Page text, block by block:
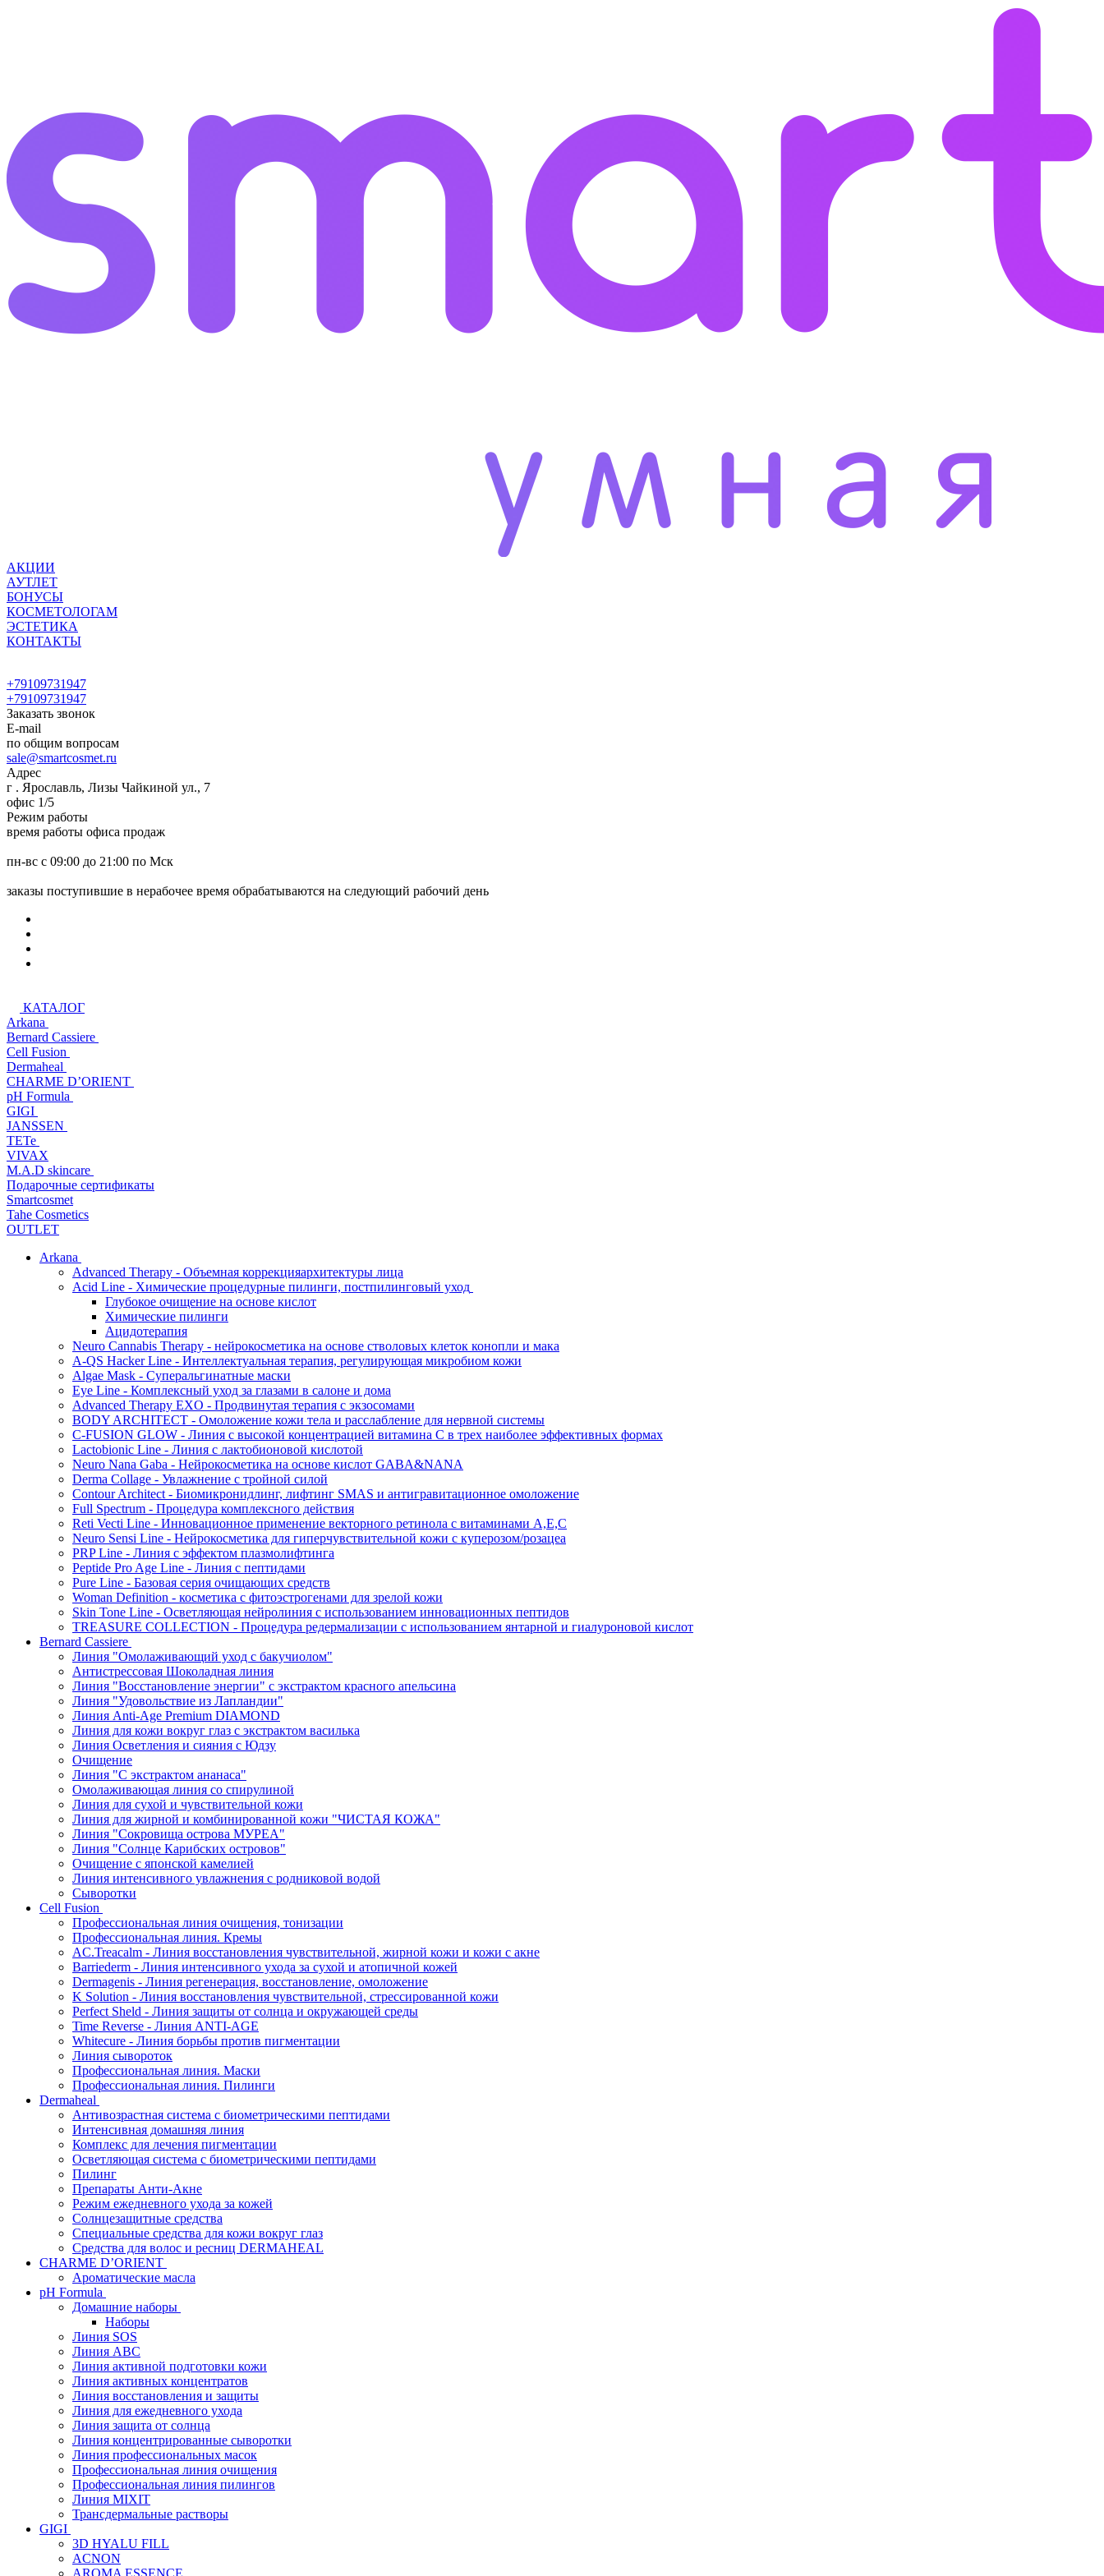
АКЦИИ
АУТЛЕТ
БОНУСЫ
КОСМЕТОЛОГАМ
ЭСТЕТИКА
КОНТАКТЫ
+79109731947
+79109731947
Заказать звонок
E-mail
по общим вопросам
sale@smartcosmet.ru
Адрес
г . Ярославль, Лизы Чайкиной ул., 7
офис 1/5
Режим работы
время работы офиса продаж
пн-вс с 09:00 до 21:00 по Мск
заказы поступившие в нерабочее время обрабатываются на следующий рабочий день
КАТАЛОГ
Arkana
Bernard Cassiere
Cell Fusion
Dermaheal
CHARME D’ORIENT
pH Formula
GIGI
JANSSEN
TETe
VIVAX
M.A.D skincare
Подарочные сертификаты
Smartcosmet
Tahe Cosmetics
OUTLET
Arkana
Advanced Therapy - Объемная коррекцияархитектуры лица
Acid Line - Химические процедурные пилинги, постпилинговый уход
Глубокое очищение на основе кислот
Химические пилинги
Ацидотерапия
Neuro Cannabis Therapy - нейрокосметика на основе стволовых клеток конопли и мака
A-QS Hacker Line - Интеллектуальная терапия, регулирующая микробиом кожи
Algae Mask - Суперальгинатные маски
Eye Line - Комплексный уход за глазами в салоне и дома
Advanced Therapy EXO - Продвинутая терапия с экзосомами
BODY ARCHITECT - Омоложение кожи тела и расслабление для нервной системы
C-FUSION GLOW - Линия с высокой концентрацией витамина C в трех наиболее эффективных формах
Lactobionic Line - Линия с лактобионовой кислотой
Neuro Nana Gaba - Нейрокосметика на основе кислот GABA&NANA
Derma Collage - Увлажнение с тройной силой
Contour Architect - Биомикронидлинг, лифтинг SMAS и антигравитационное омоложение
Full Spectrum - Процедура комплексного действия
Reti Vecti Line - Инновационное применение векторного ретинола с витаминами A,Е,С
Neuro Sensi Line - Нейрокосметика для гиперчувствительной кожи с куперозом/розацеа
PRP Line - Линия с эффектом плазмолифтинга
Peptide Pro Age Line - Линия с пептидами
Pure Line - Базовая серия очищающих средств
Woman Definition - косметика с фитоэстрогенами для зрелой кожи
Skin Tone Line - Осветляющая нейролиния с использованием инновационных пептидов
TREASURE COLLECTION - Процедура редермализации с использованием янтарной и гиалуроновой кислот
Bernard Cassiere
Линия "Омолаживающий уход с бакучиолом"
Антистрессовая Шоколадная линия
Линия "Восстановление энергии" с экстрактом красного апельсина
Линия "Удовольствие из Лапландии"
Линия Anti-Age Premium DIAMOND
Линия для кожи вокруг глаз с экстрактом василька
Линия Осветления и сияния с Юдзу
Очищение
Линия "С экстрактом ананаса"
Омолаживающая линия со спирулиной
Линия для сухой и чувствительной кожи
Линия для жирной и комбинированной кожи "ЧИСТАЯ КОЖА"
Линия "Сокровища острова МУРЕА"
Линия "Солнце Карибских островов"
Очищение с японской камелией
Линия интенсивного увлажнения с родниковой водой
Сыворотки
Cell Fusion
Профессиональная линия очищения, тонизации
Профессиональная линия. Кремы
AC.Treacalm - Линия восстановления чувствительной, жирной кожи и кожи с акне
Barriederm - Линия интенсивного ухода за сухой и атопичной кожей
Dermagenis - Линия регенерация, восстановление, омоложение
K Solution - Линия восстановления чувствительной, стрессированной кожи
Perfect Sheld - Линия защиты от солнца и окружающей среды
Time Reverse - Линия ANTI-AGE
Whitecure - Линия борьбы против пигментации
Линия сывороток
Профессиональная линия. Маски
Профессиональная линия. Пилинги
Dermaheal
Антивозрастная система с биометрическими пептидами
Интенсивная домашняя линия
Комплекс для лечения пигментации
Осветляющая система с биометрическими пептидами
Пилинг
Препараты Анти-Акне
Режим ежедневного ухода за кожей
Солнцезащитные средства
Специальные средства для кожи вокруг глаз
Средства для волос и ресниц DERMAHEAL
CHARME D’ORIENT
Ароматические масла
pH Formula
Домашние наборы
Наборы
Линия SOS
Линия АВС
Линия активной подготовки кожи
Линия активных концентратов
Линия восстановления и защиты
Линия для ежедневного ухода
Линия защита от солнца
Линия концентрированные сыворотки
Линия профессиональных масок
Профессиональная линия очищения
Профессиональная линия пилингов
Линия MIXIT
Трансдермальные растворы
GIGI
3D HYALU FILL
ACNON
AROMA ESSENCE